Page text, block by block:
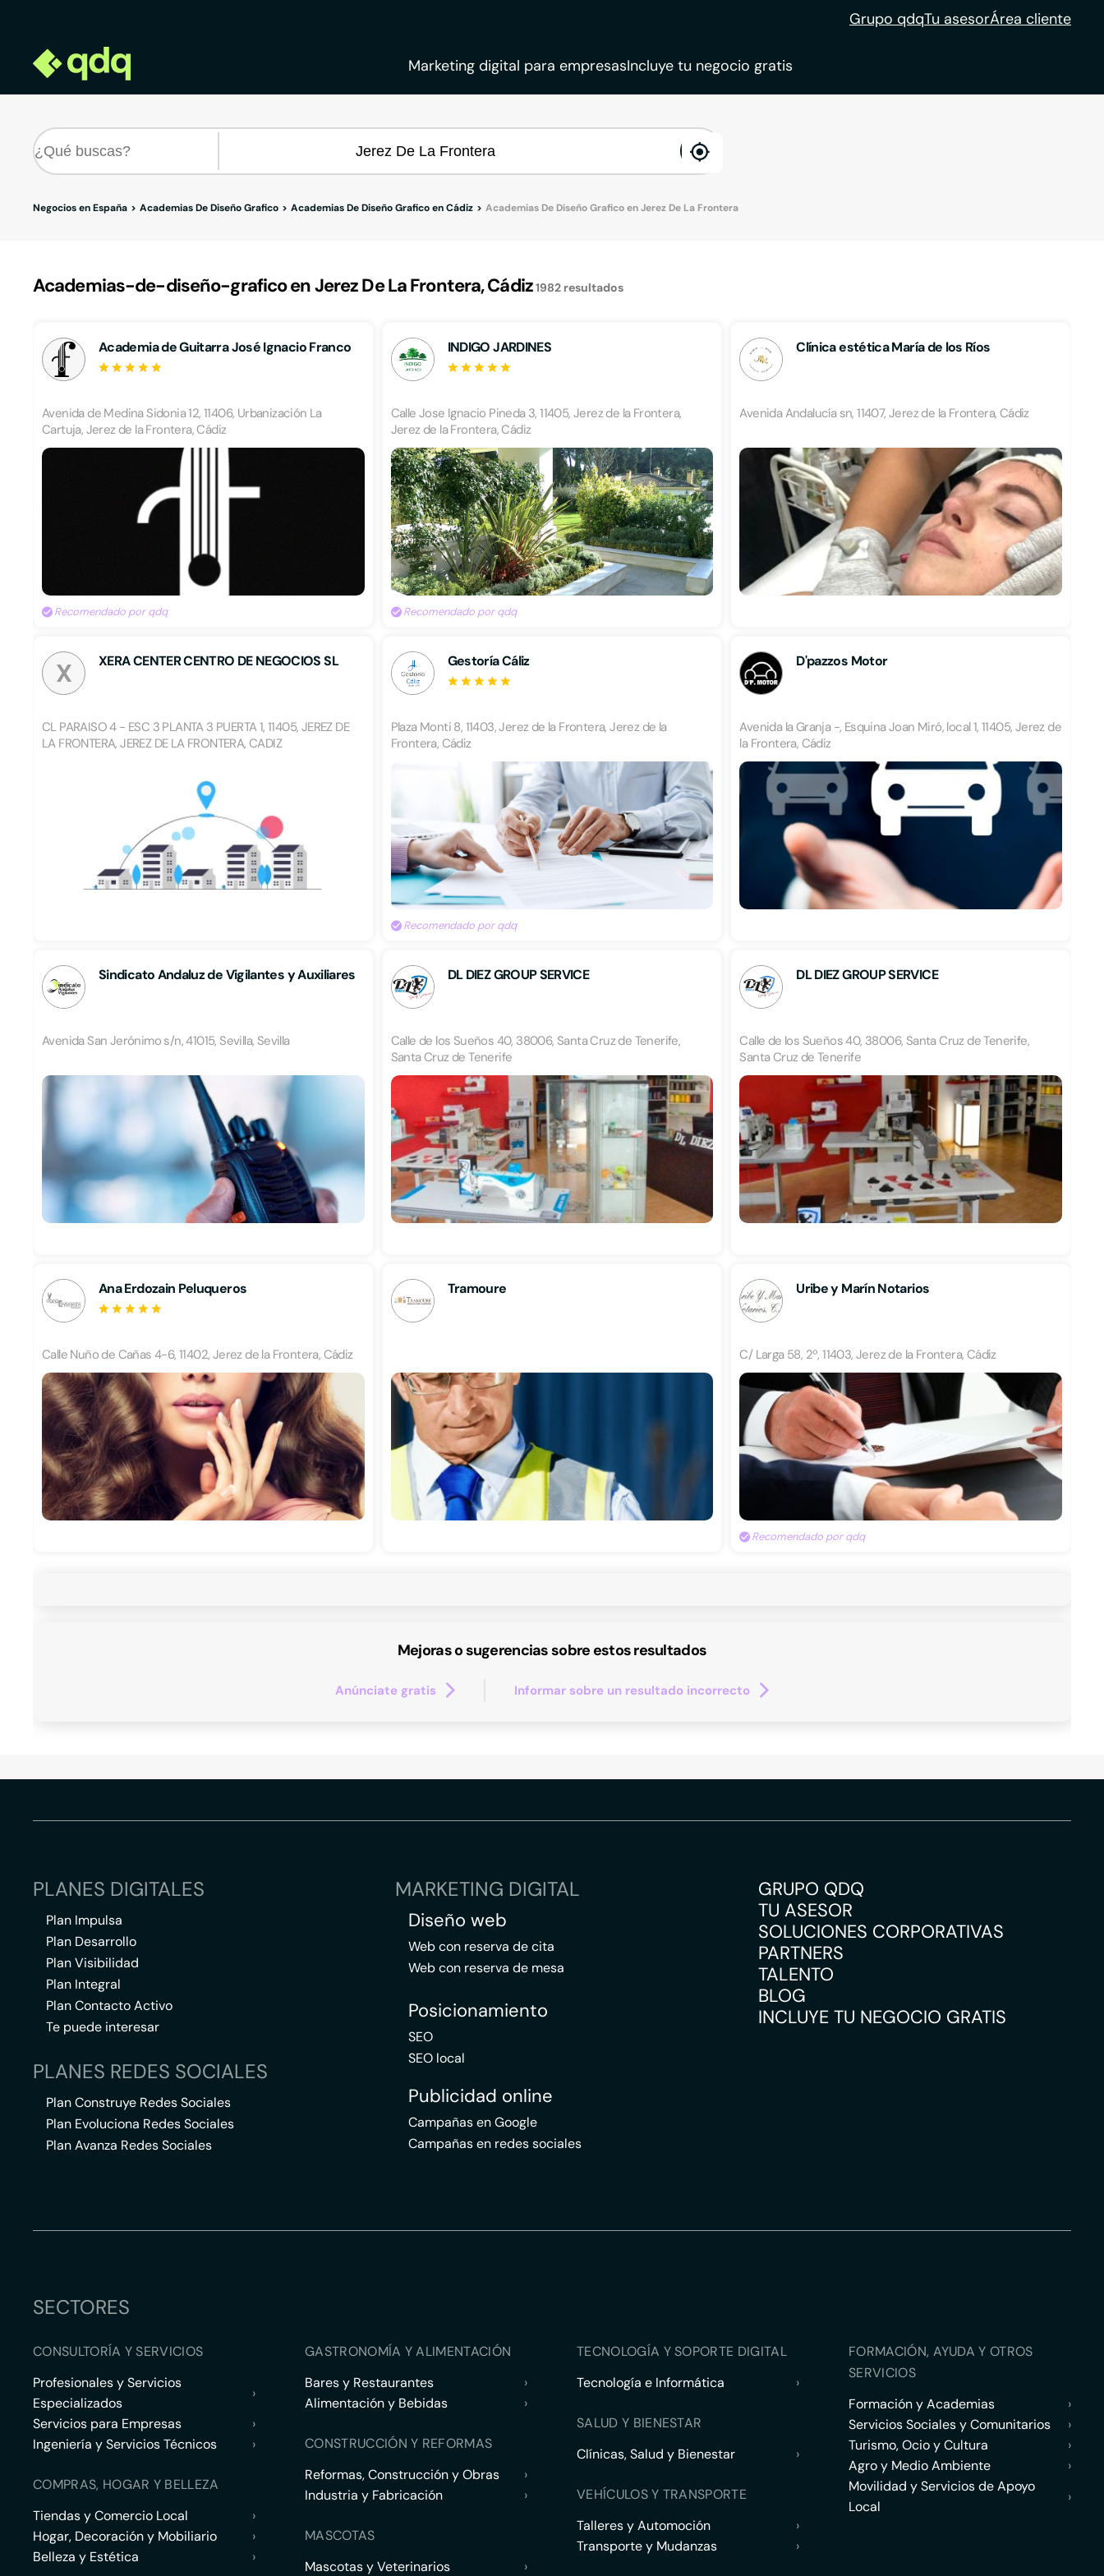
Grupo qdqTu asesorÁrea cliente
Marketing digital para empresasIncluye tu negocio gratis
enable
Negocios en España Academias De Diseño Grafico Academias De Diseño Grafico en Cádiz Academias De Diseño Grafico en Jerez De La Frontera
Academias-de-diseño-grafico en Jerez De La Frontera, Cádiz1982 resultados
Academia de Guitarra José Ignacio Franco
Avenida de Medina Sidonia 12, 11406, Urbanización La
Cartuja, Jerez de la Frontera, Cádiz
Recomendado por qdq
INDIGO JARDINES
Calle Jose Ignacio Pineda 3, 11405, Jerez de la Frontera,
Jerez de la Frontera, Cádiz
Recomendado por qdq
Clínica estética María de los Ríos
Avenida Andalucía sn, 11407, Jerez de la Frontera, Cádiz
X XERA CENTER CENTRO DE NEGOCIOS SL
CL PARAISO 4 - ESC 3 PLANTA 3 PUERTA 1, 11405, JEREZ DE
LA FRONTERA, JEREZ DE LA FRONTERA, CADIZ
Gestoría Cáliz
Plaza Monti 8, 11403, Jerez de la Frontera, Jerez de la
Frontera, Cádiz
Recomendado por qdq
D'pazzos Motor
Avenida la Granja -, Esquina Joan Miró, local 1, 11405, Jerez de
la Frontera, Cádiz
Sindicato Andaluz de Vigilantes y Auxiliares
Avenida San Jerónimo s/n, 41015, Sevilla, Sevilla
DL DIEZ GROUP SERVICE
Calle de los Sueños 40, 38006, Santa Cruz de Tenerife,
Santa Cruz de Tenerife
DL DIEZ GROUP SERVICE
Calle de los Sueños 40, 38006, Santa Cruz de Tenerife,
Santa Cruz de Tenerife
Ana Erdozain Peluqueros
Calle Nuño de Cañas 4-6, 11402, Jerez de la Frontera, Cádiz
Tramoure Uribe y Marín Notarios
C/ Larga 58, 2º, 11403, Jerez de la Frontera, Cádiz
Recomendado por qdq
Mejoras o sugerencias sobre estos resultados
Anúnciate gratis Informar sobre un resultado incorrecto
PLANES DIGITALES
Plan Impulsa
Plan Desarrollo
Plan Visibilidad
Plan Integral
Plan Contacto Activo
Te puede interesar
PLANES REDES SOCIALES
Plan Construye Redes Sociales
Plan Evoluciona Redes Sociales
Plan Avanza Redes Sociales
MARKETING DIGITAL
Diseño web
Web con reserva de cita
Web con reserva de mesa
Posicionamiento
SEO
SEO local
Publicidad online
Campañas en Google
Campañas en redes sociales
GRUPO QDQ
TU ASESOR
SOLUCIONES CORPORATIVAS
PARTNERS
TALENTO
BLOG
INCLUYE TU NEGOCIO GRATIS
SECTORES
CONSULTORÍA Y SERVICIOS
Profesionales y Servicios
Especializados
›
Servicios para Empresas
›
Ingeniería y Servicios Técnicos
›
COMPRAS, HOGAR Y BELLEZA
Tiendas y Comercio Local
›
Hogar, Decoración y Mobiliario
›
Belleza y Estética
›
GASTRONOMÍA Y ALIMENTACIÓN
Bares y Restaurantes
›
Alimentación y Bebidas
›
CONSTRUCCIÓN Y REFORMAS
Reformas, Construcción y Obras
›
Industria y Fabricación
›
MASCOTAS
Mascotas y Veterinarios
›
TECNOLOGÍA Y SOPORTE DIGITAL
Tecnología e Informática
›
SALUD Y BIENESTAR
Clínicas, Salud y Bienestar
›
VEHÍCULOS Y TRANSPORTE
Talleres y Automoción
›
Transporte y Mudanzas
›
FORMACIÓN, AYUDA Y OTROS
SERVICIOS
Formación y Academias
›
Servicios Sociales y Comunitarios
›
Turismo, Ocio y Cultura
›
Agro y Medio Ambiente
›
Movilidad y Servicios de Apoyo
Local
›